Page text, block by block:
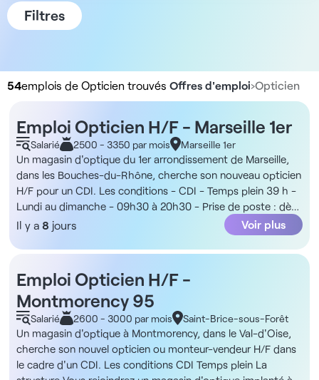
Filtres
54emplois de Opticien trouvés Offres d'emploi›Opticien
Emploi Opticien H/F - Marseille 1er
Salarié 2500 - 3350 par mois Marseille 1er
Un magasin d'optique du 1er arrondissement de Marseille,
dans les Bouches-du-Rhône, cherche son nouveau opticien
H/F pour un CDI. Les conditions - CDI - Temps plein 39 h -
Lundi au dimanche - 09h30 à 20h30 - Prise de poste : dès
que possible La structure Vous rejoindrez une enseigne
d'optique axée sur l'accessibilité, la rapidité de prise en
charge et un fort volume de clientèle. De plus, les équipes
optiques et travaillent selon un parcours client structuré
incluant conseil, examen de vue, choix de monture, vente et
suivi. La rémunération - 2 500€ à 3 350€ brut/mois +
variable Les missions - Accueil et conseil client - Vente
d'équipements optiques - Prise de mesures et adaptation
des montures - Conseil sur les montures, verres et
Voir plus
Il y a 8 jours
Emploi Opticien H/F -
Montmorency 95
Salarié 2600 - 3000 par mois Saint-Brice-sous-Forêt
Un magasin d'optique à Montmorency, dans le Val-d'Oise,
cherche son nouvel opticien ou monteur-vendeur H/F dans
le cadre d'un CDI. Les conditions CDI Temps plein La